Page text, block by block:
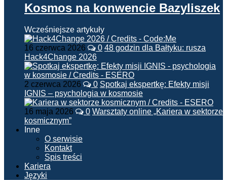
Kosmos na konwencie Bazyliszek
Wcześniejsze artykuły
16 czerwca 2026 0 48 godzin dla Bałtyku: rusza
Hack4Change 2026
2 czerwca 2026 0 Spotkaj ekspertkę: Efekty misji
IGNIS – psychologia w kosmosie
16 maja 2026 0 Warsztaty online „Kariera w sektorze
kosmicznym”
Inne
O serwisie
Kontakt
Spis treści
Kariera
Języki